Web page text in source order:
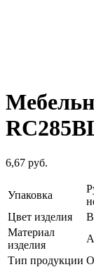
6,67 руб.
Упаковка
Цвет изделия
Материал
изделия
Тип продукции